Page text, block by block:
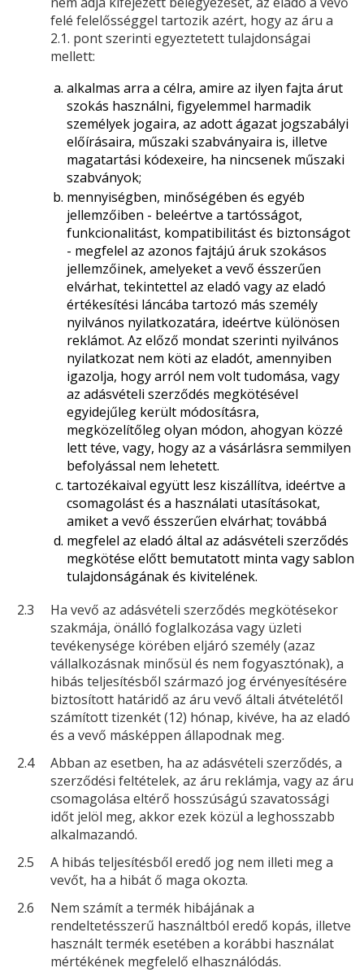
felé felelősséggel tartozik azért, hogy az áru a
2.1. pont szerinti egyeztetett tulajdonságai
mellett:
alkalmas arra a célra, amire az ilyen fajta árut
szokás használni, figyelemmel harmadik
személyek jogaira, az adott ágazat jogszabályi
előírásaira, műszaki szabványaira is, illetve
magatartási kódexeire, ha nincsenek műszaki
szabványok;
mennyiségben, minőségében és egyéb
jellemzőiben - beleértve a tartósságot,
funkcionalitást, kompatibilitást és biztonságot
- megfelel az azonos fajtájú áruk szokásos
jellemzőinek, amelyeket a vevő ésszerűen
elvárhat, tekintettel az eladó vagy az eladó
értékesítési láncába tartozó más személy
nyilvános nyilatkozatára, ideértve különösen
reklámot. Az előző mondat szerinti nyilvános
nyilatkozat nem köti az eladót, amennyiben
igazolja, hogy arról nem volt tudomása, vagy
az adásvételi szerződés megkötésével
egyidejűleg került módosításra,
megközelítőleg olyan módon, ahogyan közzé
lett téve, vagy, hogy az a vásárlásra semmilyen
befolyással nem lehetett.
tartozékaival együtt lesz kiszállítva, ideértve a
csomagolást és a használati utasításokat,
amiket a vevő ésszerűen elvárhat; továbbá
megfelel az eladó által az adásvételi szerződés
megkötése előtt bemutatott minta vagy sablon
tulajdonságának és kivitelének.
2.3
Ha vevő az adásvételi szerződés megkötésekor
szakmája, önálló foglalkozása vagy üzleti
tevékenysége körében eljáró személy (azaz
vállalkozásnak minősül és nem fogyasztónak), a
hibás teljesítésből származó jog érvényesítésére
biztosított határidő az áru vevő általi átvételétől
számított tizenkét (12) hónap, kivéve, ha az eladó
és a vevő másképpen állapodnak meg.
2.4
Abban az esetben, ha az adásvételi szerződés, a
szerződési feltételek, az áru reklámja, vagy az áru
csomagolása eltérő hosszúságú szavatossági
időt jelöl meg, akkor ezek közül a leghosszabb
alkalmazandó.
2.5
A hibás teljesítésből eredő jog nem illeti meg a
vevőt, ha a hibát ő maga okozta.
2.6
Nem számít a termék hibájának a
rendeltetésszerű használtból eredő kopás, illetve
használt termék esetében a korábbi használat
mértékének megfelelő elhasználódás.